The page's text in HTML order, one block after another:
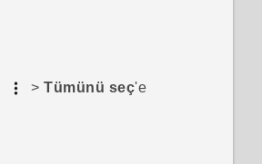
>Tümünü seç'e